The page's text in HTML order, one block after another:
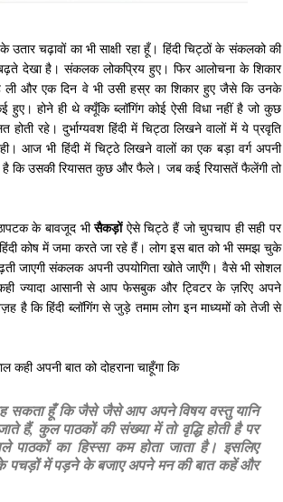
उतार चढ़ावों का भी साक्षी रहा हूँ। हिंदी चिट्ठों के संकलको की
देखा है। संकलक लोकप्रिय हुए। फिर आलोचना के शिकार
और एक दिन वे भी उसी हस्र का शिकार हुए जैसे कि उनके
हुए। होने ही थे क्यूँकि ब्लॉगिंग कोई ऐसी विधा नहीं है जो कुछ
होती रहे। दुर्भाग्यवश हिंदी में चिट्ठा लिखने वालों में ये प्रवृति
आज भी हिंदी में चिट्ठे लिखने वालों का एक बड़ा वर्ग अपनी
है कि उसकी रियासत कुछ और फैले। जब कई रियासतें फैलेंगी तो
के बावजूद भीसैकड़ों ऐसे चिट्ठे हैं जो चुपचाप ही सही पर
कोष में जमा करते जा रहे हैं। लोग इस बात को भी समझ चुके
जाएगी संकलक अपनी उपयोगिता खोते जाएँगे। वैसे भी सोशल
ज्यादा आसानी से आप फेसबुक और ट्विटर के ज़रिए अपने
है कि हिंदी ब्लॉगिंग से जुड़े तमाम लोग इन माध्यमों को तेजी से
अपनी बात को दोहराना चाहूँगा कि
सकता हूँ कि जैसे जैसे आप अपने विषय वस्तु यानि
हैं, कुल पाठकों की संख्या में तो वृद्धि होती है पर
पाठकों का हिस्सा कम होता जाता है। इसलिए
पचड़ों में पड़ने के बजाए अपने मन की बात कहें और